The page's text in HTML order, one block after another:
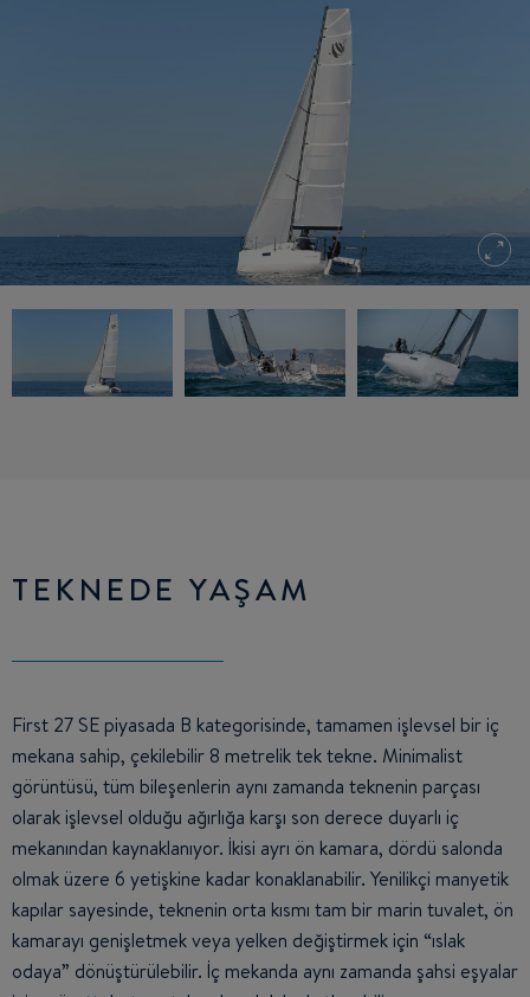
TEKNEDE YAŞAM
First 27 SE piyasada B kategorisinde, tamamen işlevsel bir iç
mekana sahip, çekilebilir 8 metrelik tek tekne. Minimalist
görüntüsü, tüm bileşenlerin aynı zamanda teknenin parçası
olarak işlevsel olduğu ağırlığa karşı son derece duyarlı iç
mekanından kaynaklanıyor. İkisi ayrı ön kamara, dördü salonda
olmak üzere 6 yetişkine kadar konaklanabilir. Yenilikçi manyetik
kapılar sayesinde, teknenin orta kısmı tam bir marin tuvalet, ön
kamarayı genişletmek veya yelken değiştirmek için “ıslak
odaya” dönüştürülebilir. İç mekanda aynı zamanda şahsi eşyalar